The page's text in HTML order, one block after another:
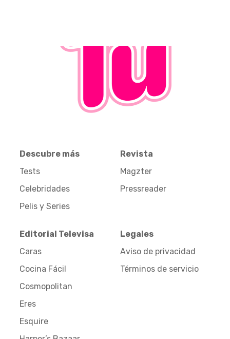
Descubre más
Tests
Celebridades
Pelis y Series
Revista
Magzter
Pressreader
Editorial Televisa
Caras
Cocina Fácil
Cosmopolitan
Eres
Esquire
Legales
Aviso de privacidad
Términos de servicio